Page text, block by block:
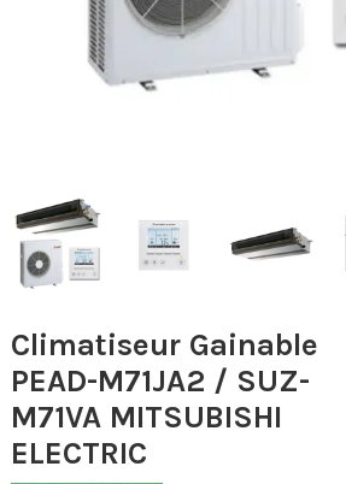
Climatiseur Gainable
PEAD-M71JA2 / SUZ-
M71VA MITSUBISHI
ELECTRIC